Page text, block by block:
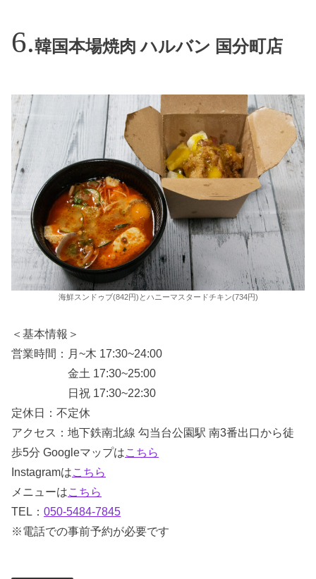
韓国本場焼肉 ハルバン 国分町店
海鮮スンドゥブ(842円)とハニーマスタードチキン(734円)
＜基本情報＞
営業時間：月~木 17:30~24:00
金土 17:30~25:00
日祝 17:30~22:30
定休日：不定休
アクセス：地下鉄南北線 勾当台公園駅 南3番出口から徒
歩5分 Googleマップはこちら
Instagramはこちら
メニューはこちら
TEL： 050-5484-7845
※電話での事前予約が必要です